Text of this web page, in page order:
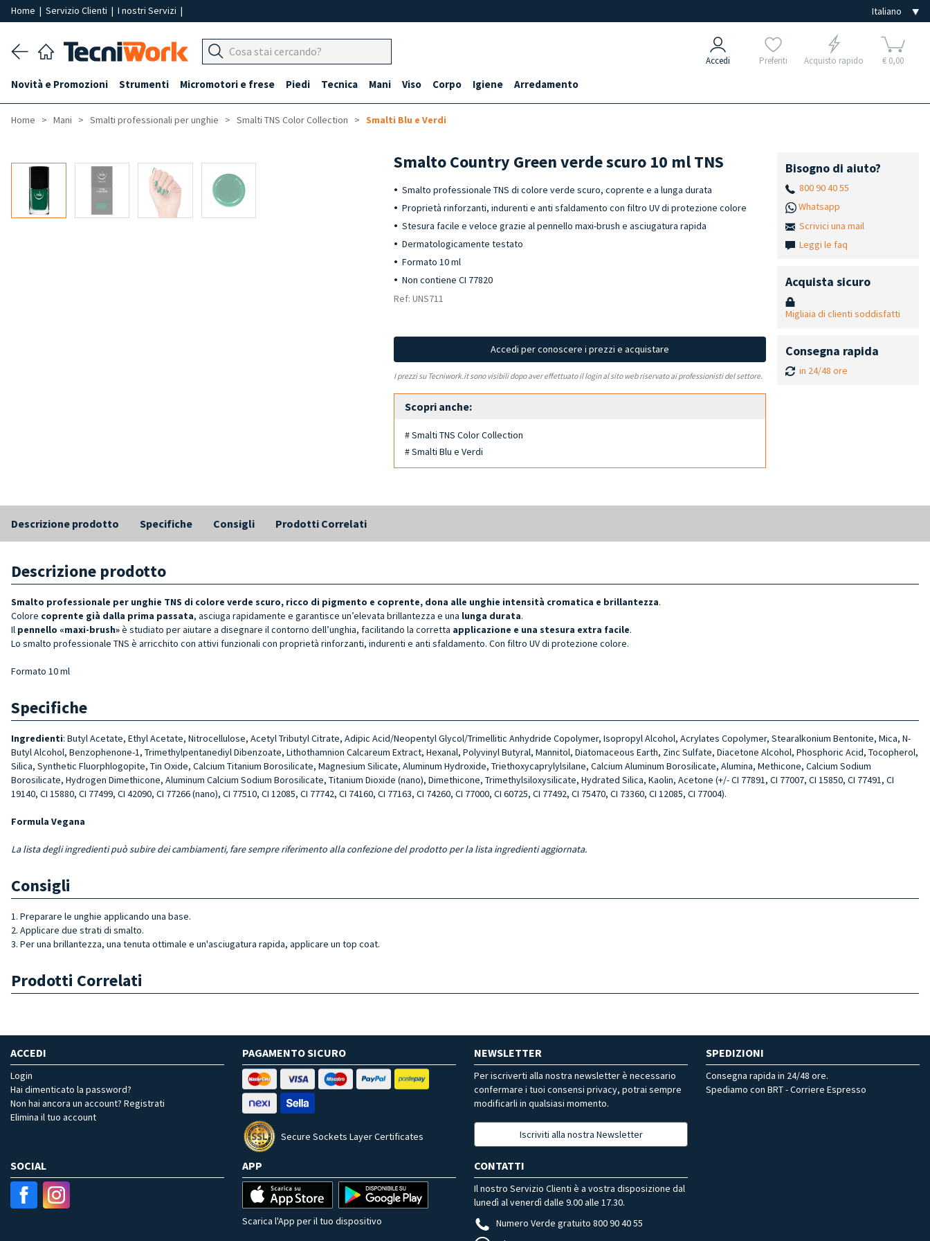
Home | Servizio Clienti | I nostri Servizi |
Accedi Preferiti Acquisto rapido € 0,00
Novità e Promozioni Strumenti Micromotori e frese Piedi Tecnica Mani Viso Corpo Igiene Arredamento
Home Mani Smalti professionali per unghie Smalti TNS Color Collection Smalti Blu e Verdi
Smalto Country Green verde scuro 10 ml TNS
Smalto professionale TNS di colore verde scuro, coprente e a lunga durata
Proprietà rinforzanti, indurenti e anti sfaldamento con filtro UV di protezione colore
Stesura facile e veloce grazie al pennello maxi-brush e asciugatura rapida
Dermatologicamente testato
Formato 10 ml
Non contiene CI 77820
Ref: UNS711
Accedi per conoscere i prezzi e acquistare
I prezzi su Tecniwork.it sono visibili dopo aver effettuato il login al sito web riservato ai professionisti del settore.
Scopri anche:
# Smalti TNS Color Collection
# Smalti Blu e Verdi
Bisogno di aiuto?
800 90 40 55
Whatsapp
Scrivici una mail
Leggi le faq
Acquista sicuro
Migliaia di clienti soddisfatti
Consegna rapida
in 24/48 ore
Descrizione prodotto Specifiche Consigli Prodotti Correlati
Descrizione prodotto
Smalto professionale per unghie TNS di colore verde scuro, ricco di pigmento e coprente, dona alle unghie intensità cromatica e brillantezza.
Colore coprente già dalla prima passata, asciuga rapidamente e garantisce un’elevata brillantezza e una lunga durata.
Il pennello «maxi-brush»è studiato per aiutare a disegnare il contorno dell’unghia, facilitando la corretta applicazione e una stesura extra facile.
Lo smalto professionale TNS è arricchito con attivi funzionali con proprietà rinforzanti, indurenti e anti sfaldamento. Con filtro UV di protezione colore.
Formato 10 ml
Specifiche
Ingredienti: Butyl Acetate, Ethyl Acetate, Nitrocellulose, Acetyl Tributyl Citrate, Adipic Acid/Neopentyl Glycol/Trimellitic Anhydride Copolymer, Isopropyl Alcohol, Acrylates Copolymer, Stearalkonium Bentonite, Mica, N-
Butyl Alcohol, Benzophenone-1, Trimethylpentanediyl Dibenzoate, Lithothamnion Calcareum Extract, Hexanal, Polyvinyl Butyral, Mannitol, Diatomaceous Earth, Zinc Sulfate, Diacetone Alcohol, Phosphoric Acid, Tocopherol,
Silica, Synthetic Fluorphlogopite, Tin Oxide, Calcium Titanium Borosilicate, Magnesium Silicate, Aluminum Hydroxide, Triethoxycaprylylsilane, Calcium Aluminum Borosilicate, Alumina, Methicone, Calcium Sodium
Borosilicate, Hydrogen Dimethicone, Aluminum Calcium Sodium Borosilicate, Titanium Dioxide (nano), Dimethicone, Trimethylsiloxysilicate, Hydrated Silica, Kaolin, Acetone (+/- CI 77891, CI 77007, CI 15850, CI 77491, CI
19140, CI 15880, CI 77499, CI 42090, CI 77266 (nano), CI 77510, CI 12085, CI 77742, CI 74160, CI 77163, CI 74260, CI 77000, CI 60725, CI 77492, CI 75470, CI 73360, CI 12085, CI 77004).
Formula Vegana
La lista degli ingredienti può subire dei cambiamenti, fare sempre riferimento alla confezione del prodotto per la lista ingredienti aggiornata.
Consigli
1. Preparare le unghie applicando una base.
2. Applicare due strati di smalto.
3. Per una brillantezza, una tenuta ottimale e un'asciugatura rapida, applicare un top coat.
Prodotti Correlati
ACCEDI
Login
Hai dimenticato la password?
Non hai ancora un account? Registrati
Elimina il tuo account
PAGAMENTO SICURO
Secure Sockets Layer Certificates
NEWSLETTER
Per iscriverti alla nostra newsletter è necessario
confermare i tuoi consensi privacy, potrai sempre
modificarli in qualsiasi momento.
Iscriviti alla nostra Newsletter
SPEDIZIONI
Consegna rapida in 24/48 ore.
Spediamo con BRT - Corriere Espresso
SOCIAL APP
Scarica l'App per il tuo dispositivo
CONTATTI
Il nostro Servizio Clienti è a vostra disposizione dal
lunedì al venerdì dalle 9.00 alle 17.30.
Numero Verde gratuito 800 90 40 55